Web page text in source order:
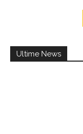
Ultime News